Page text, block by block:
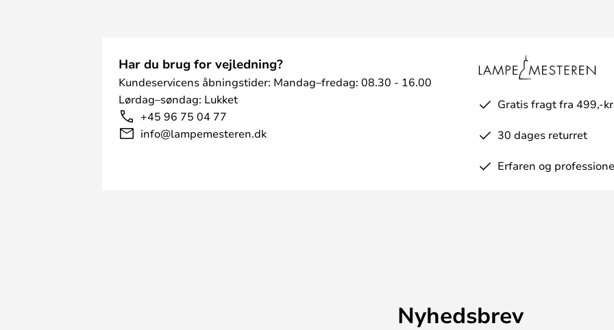
Har du brug for vejledning?
Kundeservicens åbningstider: Mandag–fredag: 08.30 - 16.00
Lørdag–søndag: Lukket
+45 96 75 04 77
info@lampemesteren.dk
Gratis fragt fra 499,-
30 dages returret
Erfaren og
Nyhedsbrev